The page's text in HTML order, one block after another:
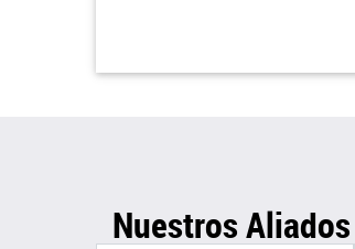
Nuestros Aliados